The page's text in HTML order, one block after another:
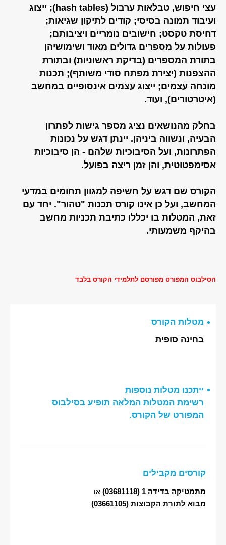
עצי חיפוש, טבלאות ערבול (hash tables); ייצוג
ועיבוד תמונה בסיסי; קודים לתיקון שגיאות;
דחיסת טקסט; חישובים נומריים ויציבותם;
פעולות על מספרים גדולים מאוד ושימושיהן
בתורת המספרים (בדיקת ראשוניות) ובתורת
ההצפנות (יצירת מפתח סודי משותף); תכנות
מונחה עצמים; ייצוג עצמים אינסופיים במחשב
(איטרטורים), ועוד.
בחלק מהנושאים נציג מספר גישות לפתרון
הבעיה, ונשווה ביניהן. יינתן דגש על נכונות
הפתרונות, ועל הסיבוכיות שלהם - הן סיבוכיות
אסימפטוטית, והן זמן ריצה בפועל.
הקורס שם דגש על חשיפה למגוון תחומים במדעי
המחשב, ועל כן אינו קורס תכנות "טהור". יחד עם
זאת, המטלות בו יכללו כתיבת תכניות מחשב
בהיקף משמעותי.
הסילבוס המפורט מפורסם לתלמידי הקורס בלבד
מטלות הקורס
בחינה סופית
ייתכנו מטלות נוספות
רשימת המטלות המלאה תופיע בסילבוס
המפורט של הקורס.
קורסים מקבילים
מתמטיקה בדידה 1 (03681118) או
מבוא לתורת הקבוצות (03661105)